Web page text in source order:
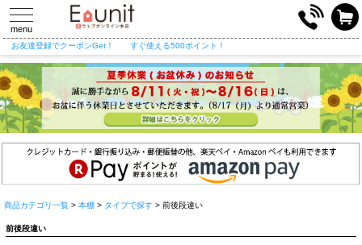
toggle
navigation
menu
お友達登録でクーポンGet！ すぐ使える500ポイント！
商品カテゴリ一覧 > 本棚 > タイプで探す > 前後段違い
前後段違い